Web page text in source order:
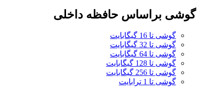
گوشی براساس حافظه داخلی
گوشی تا 16 گیگابایت
گوشی تا 32 گیگابایت
گوشی تا 64 گیگابایت
گوشی تا 128 گیگابایت
گوشی تا 256 گیگابایت
گوشی تا 1 ترابایت